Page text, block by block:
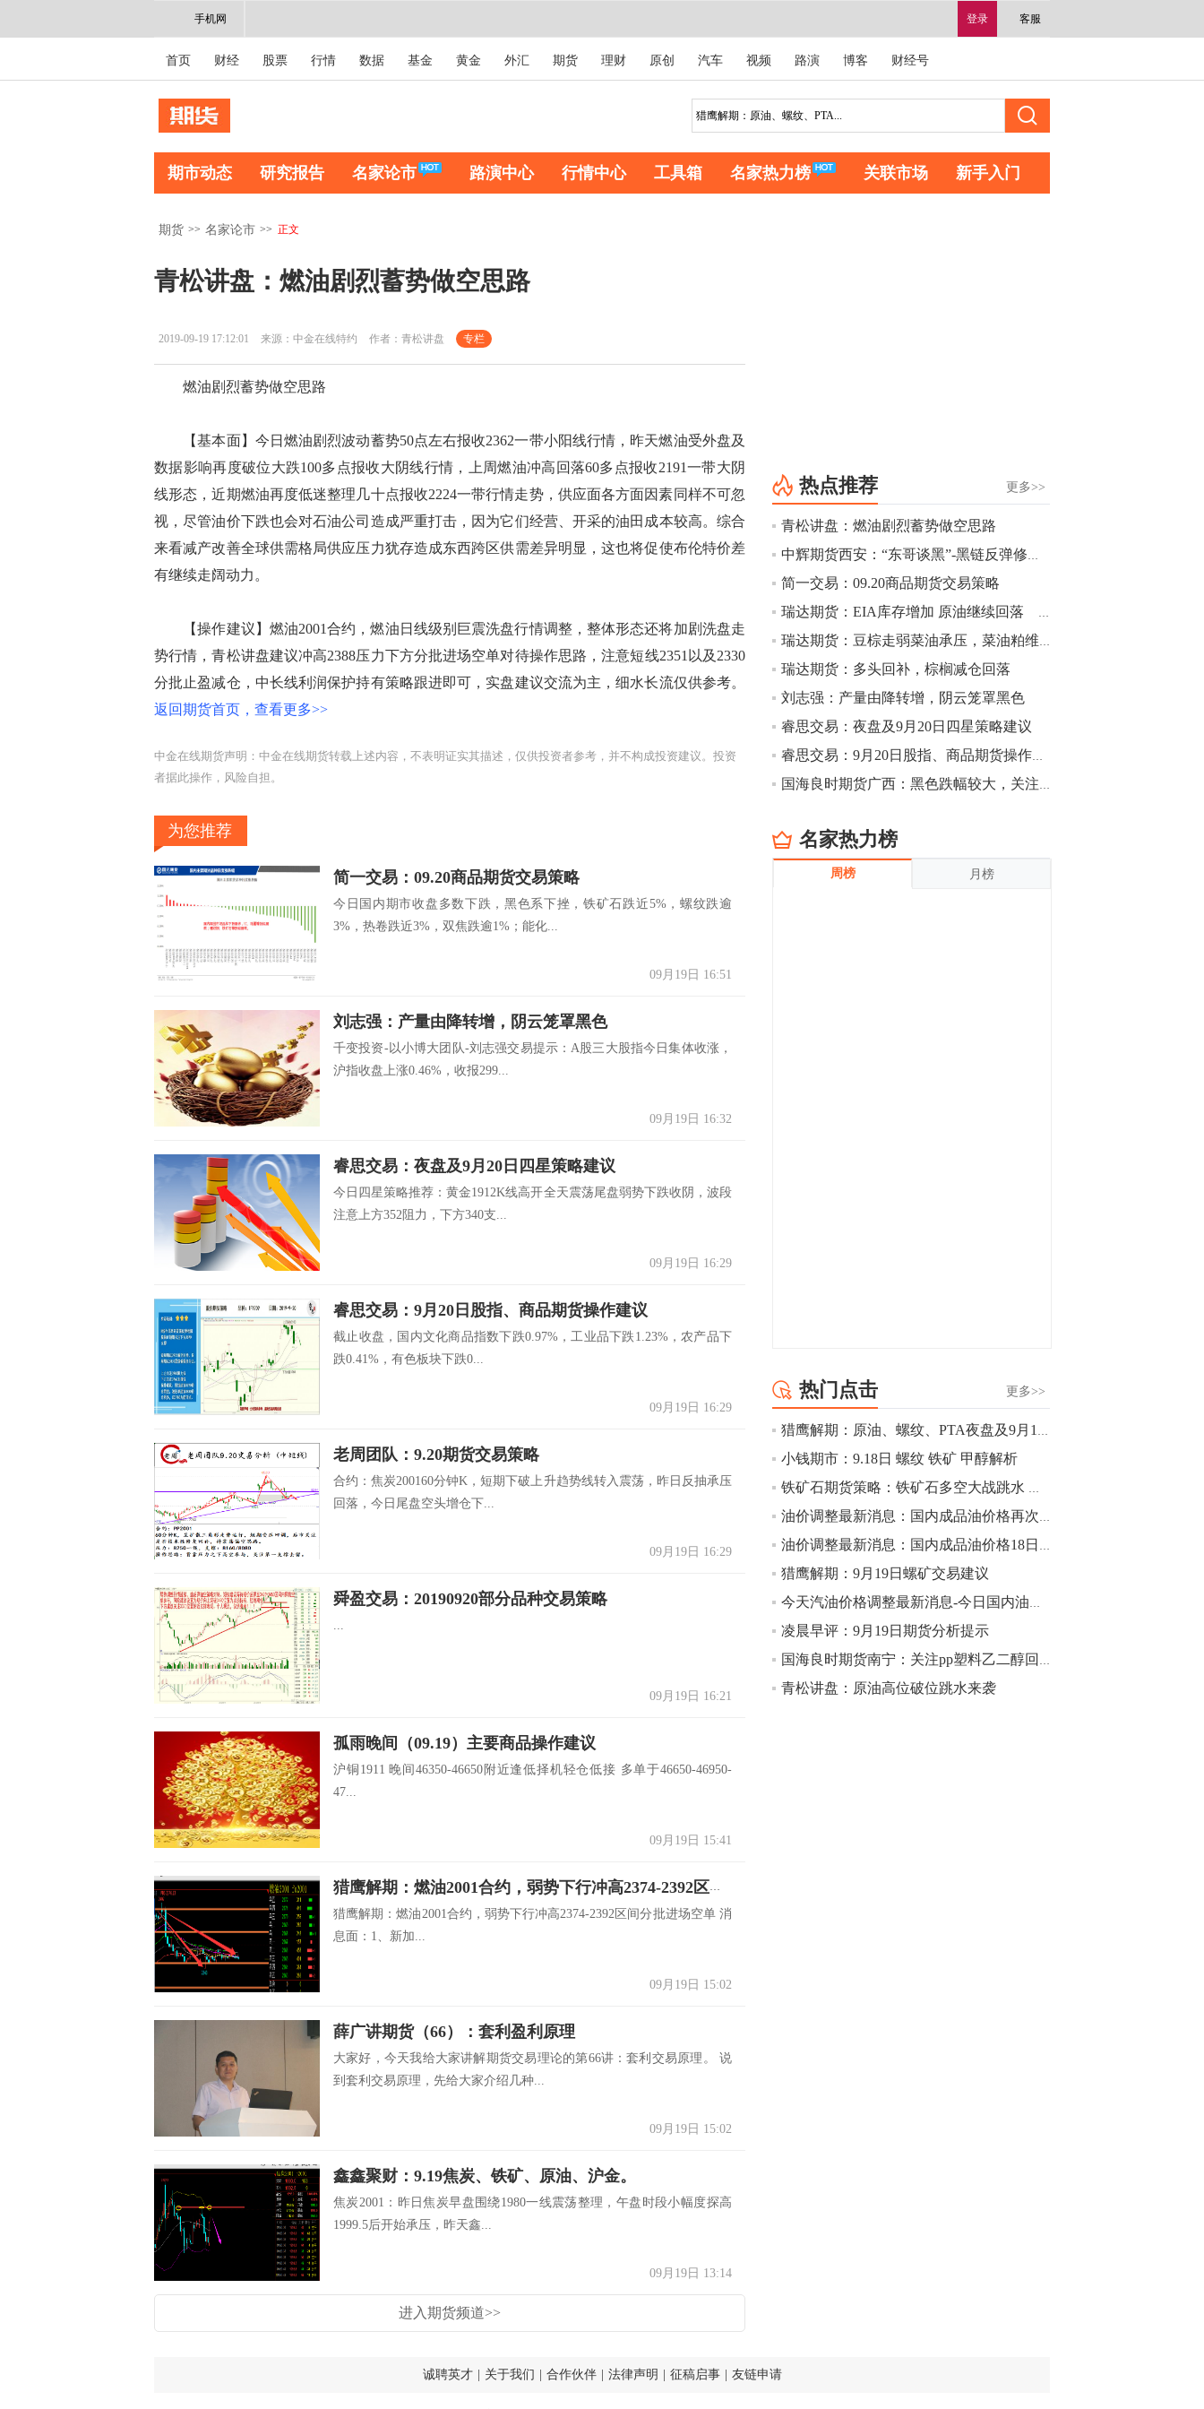
登录 客服
手机网
首页 财经 股票 行情 数据 基金 黄金 外汇 期货 理财 原创 汽车 视频 路演 博客 财经号
期市动态 研究报告 名家论市 路演中心 行情中心 工具箱 名家热力榜 关联市场 新手入门
期货 >> 名家论市 >> 正文
青松讲盘：燃油剧烈蓄势做空思路
2019-09-19 17:12:01 来源：中金在线特约 作者：青松讲盘 专栏
燃油剧烈蓄势做空思路
【基本面】今日燃油剧烈波动蓄势50点左右报收2362一带小阳线行情，昨天燃油受外盘及
数据影响再度破位大跌100多点报收大阴线行情，上周燃油冲高回落60多点报收2191一带大阴
线形态，近期燃油再度低迷整理几十点报收2224一带行情走势，供应面各方面因素同样不可忽
视，尽管油价下跌也会对石油公司造成严重打击，因为它们经营、开采的油田成本较高。综合
来看减产改善全球供需格局供应压力犹存造成东西跨区供需差异明显，这也将促使布伦特价差
有继续走阔动力。
【操作建议】燃油2001合约，燃油日线级别巨震洗盘行情调整，整体形态还将加剧洗盘走
势行情，青松讲盘建议冲高2388压力下方分批进场空单对待操作思路，注意短线2351以及2330
分批止盈减仓，中长线利润保护持有策略跟进即可，实盘建议交流为主，细水长流仅供参考。
返回期货首页，查看更多>>
中金在线期货声明：中金在线期货转载上述内容，不表明证实其描述，仅供投资者参考，并不构成投资建议。投资
者据此操作，风险自担。
为您推荐
简一交易：09.20商品期货交易策略
今日国内期市收盘多数下跌，黑色系下挫，铁矿石跌近5%，螺纹跌逾
3%，热卷跌近3%，双焦跌逾1%；能化...
09月19日 16:51
刘志强：产量由降转增，阴云笼罩黑色
千变投资-以小博大团队-刘志强交易提示：A股三大股指今日集体收涨，
沪指收盘上涨0.46%，收报299...
09月19日 16:32
睿思交易：夜盘及9月20日四星策略建议
今日四星策略推荐：黄金1912K线高开全天震荡尾盘弱势下跌收阴，波段
注意上方352阻力，下方340支...
09月19日 16:29
睿思交易：9月20日股指、商品期货操作建议
截止收盘，国内文化商品指数下跌0.97%，工业品下跌1.23%，农产品下
跌0.41%，有色板块下跌0...
09月19日 16:29
老周团队：9.20期货交易策略
合约：焦炭200160分钟K，短期下破上升趋势线转入震荡，昨日反抽承压
回落，今日尾盘空头增仓下...
09月19日 16:29
舜盈交易：20190920部分品种交易策略
...
09月19日 16:21
孤雨晚间（09.19）主要商品操作建议
沪铜1911 晚间46350-46650附近逢低择机轻仓低接 多单于46650-46950-
47...
09月19日 15:41
猎鹰解期：燃油2001合约，弱势下行冲高2374-2392区间分批进场空单
猎鹰解期：燃油2001合约，弱势下行冲高2374-2392区间分批进场空单 消
息面：1、新加...
09月19日 15:02
薛广讲期货（66）：套利盈利原理
大家好，今天我给大家讲解期货交易理论的第66讲：套利交易原理。 说
到套利交易原理，先给大家介绍几种...
09月19日 15:02
鑫鑫聚财：9.19焦炭、铁矿、原油、沪金。
焦炭2001：昨日焦炭早盘围绕1980一线震荡整理，午盘时段小幅度探高
1999.5后开始承压，昨天鑫...
09月19日 13:14
进入期货频道>>
更多>>
热点推荐
青松讲盘：燃油剧烈蓄势做空思路
中辉期货西安：“东哥谈黑”-黑链反弹修正，螺纹谨防短期反抽
简一交易：09.20商品期货交易策略
瑞达期货：EIA库存增加 原油继续回落
瑞达期货：豆棕走弱菜油承压，菜油粕维持偏弱预期
瑞达期货：多头回补，棕榈减仓回落
刘志强：产量由降转增，阴云笼罩黑色
睿思交易：夜盘及9月20日四星策略建议
睿思交易：9月20日股指、商品期货操作建议
国海良时期货广西：黑色跌幅较大，关注苹果空单机会
名家热力榜
周榜 月榜
更多>>
热门点击
猎鹰解期：原油、螺纹、PTA夜盘及9月19日交易建议
小钱期市：9.18日 螺纹 铁矿 甲醇解析
铁矿石期货策略：铁矿石多空大战跳水 延续震荡洗盘
油价调整最新消息：国内成品油价格再次上调
油价调整最新消息：国内成品油价格18日24时小幅上调
猎鹰解期：9月19日螺矿交易建议
今天汽油价格调整最新消息-今日国内油价查询（2019年9月19日）
凌晨早评：9月19日期货分析提示
国海良时期货南宁：关注pp塑料乙二醇回落空间，苹果红枣逢高开空
青松讲盘：原油高位破位跳水来袭
诚聘英才 关于我们 合作伙伴 法律声明 征稿启事 友链申请